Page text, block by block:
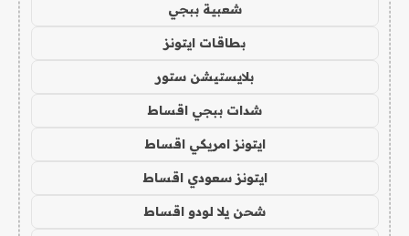
شعبية ببجي
بطاقات ايتونز
بلايستيشن ستور
شدات ببجي اقساط
ايتونز امريكي اقساط
ايتونز سعودي اقساط
شحن يلا لودو اقساط